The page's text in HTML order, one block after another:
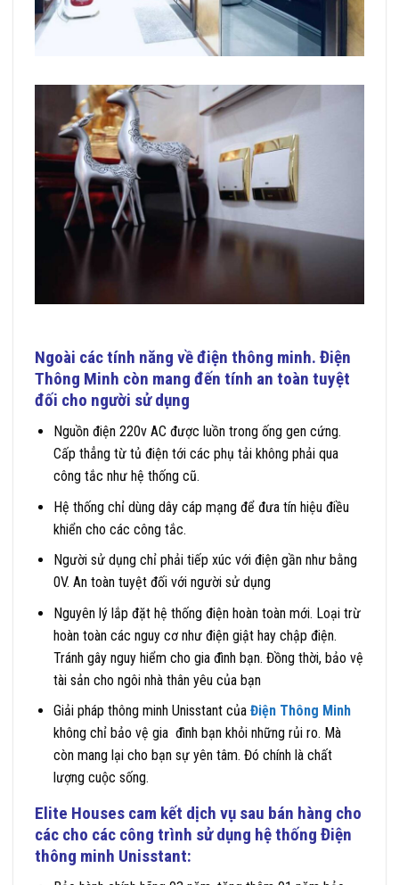
Ngoài các tính năng về điện thông minh. Điện
Thông Minh còn mang đến tính an toàn tuyệt
đối cho người sử dụng
Nguồn điện 220v AC được luồn trong ống gen cứng.
Cấp thẳng từ tủ điện tới các phụ tải không phải qua
công tắc như hệ thống cũ.
Hệ thống chỉ dùng dây cáp mạng để đưa tín hiệu điều
khiển cho các công tắc.
Người sử dụng chỉ phải tiếp xúc với điện gần như bằng
0V. An toàn tuyệt đối với người sử dụng
Nguyên lý lắp đặt hệ thống điện hoàn toàn mới. Loại trừ
hoàn toàn các nguy cơ như điện giật hay chập điện.
Tránh gây nguy hiểm cho gia đình bạn. Đồng thời, bảo vệ
tài sản cho ngôi nhà thân yêu của bạn
Giải pháp thông minh Unisstant của Điện Thông Minh
không chỉ bảo vệ gia đình bạn khỏi những rủi ro. Mà
còn mang lại cho bạn sự yên tâm. Đó chính là chất
lượng cuộc sống.
Elite Houses cam kết dịch vụ sau bán hàng cho
các cho các công trình sử dụng hệ thống Điện
thông minh Unisstant: